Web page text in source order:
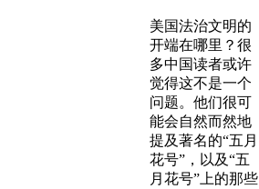
美国法治文明的
开端在哪里？很
多中国读者或许
觉得这不是一个
问题。他们很可
能会自然而然地
提及著名的“五月
花号”，以及“五
月花号”上的那些